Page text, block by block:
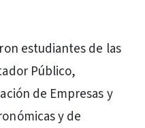
estudiantes de las
Público,
de Empresas y
y de